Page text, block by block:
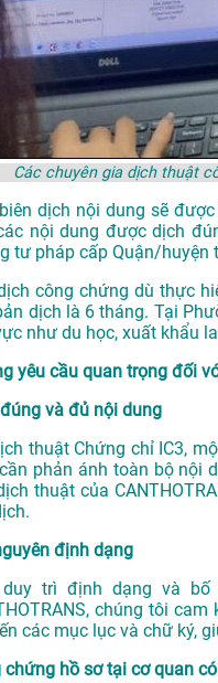
Các chuyên gia dịch thuật
dịch nội dung sẽ
nội dung được dịch
tư pháp cấp Quận/huyện
công chứng dù thực
dịch là 6 tháng. Tại
như du học, xuất khẩu
yêu cầu quan trọng đối
và đủ nội dung
thuật Chứng chỉ IC3,
phản ánh toàn bộ nội
thuật của
định dạng
duy trì định dạng và
chúng tôi
các mục lục và chữ ký,
chứng hồ sơ tại cơ quan